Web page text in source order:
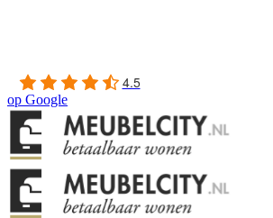
4.5
op Google